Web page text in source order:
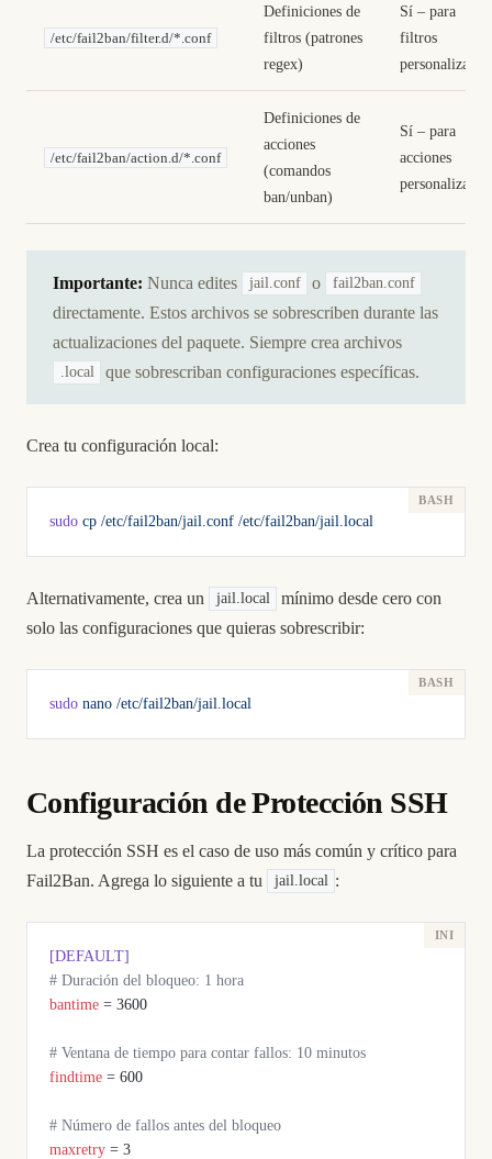
/etc/fail2ban/filter.d/*.conf
Definiciones de
filtros (patrones
regex)
Sí – para
filtros
personalizados
/etc/fail2ban/action.d/*.conf
Definiciones de
acciones
(comandos
ban/unban)
Sí – para
acciones
personalizadas
Importante: Nunca edites jail.conf o fail2ban.conf
directamente. Estos archivos se sobrescriben durante las
actualizaciones del paquete. Siempre crea archivos
.local que sobrescriban configuraciones específicas.
Crea tu configuración local:
sudo cp /etc/fail2ban/jail.conf /etc/fail2ban/jail.local
Alternativamente, crea un jail.local
mínimo desde cero con
solo las configuraciones que quieras sobrescribir:
sudo nano /etc/fail2ban/jail.local
Configuración de Protección SSH
La protección SSH es el caso de uso más común y crítico para
Fail2Ban. Agrega lo siguiente a tu
jail.local :
[DEFAULT]
# Duración del bloqueo: 1 hora
bantime = 3600
# Ventana de tiempo para contar fallos: 10 minutos
findtime = 600
# Número de fallos antes del bloqueo
maxretry = 3